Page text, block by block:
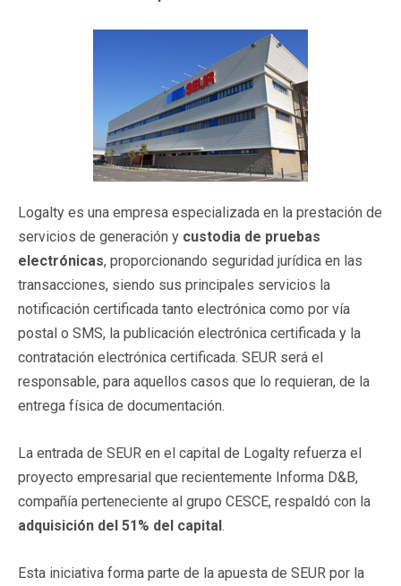
Logalty es una empresa especializada en la prestación de
servicios de generación y custodia de pruebas
electrónicas, proporcionando seguridad jurídica en las
transacciones, siendo sus principales servicios la
notificación certificada tanto electrónica como por vía
postal o SMS, la publicación electrónica certificada y la
contratación electrónica certificada. SEUR será el
responsable, para aquellos casos que lo requieran, de la
entrega física de documentación.
La entrada de SEUR en el capital de Logalty refuerza el
proyecto empresarial que recientemente Informa D&B,
compañía perteneciente al grupo CESCE, respaldó con la
adquisición del 51% del capital.
Esta iniciativa forma parte de la apuesta de SEUR por la